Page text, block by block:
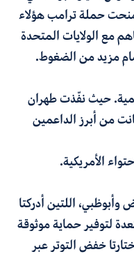
منحت حملة ترامب هؤلاء
مع الولايات المتحدة
مزيد من الضغوط.
حيث نفّذت طهران
من أبرز الداعمين
الأمريكية.
اللتين أدركتا
لتوفير حماية موثوقة
خفض التوتر عبر